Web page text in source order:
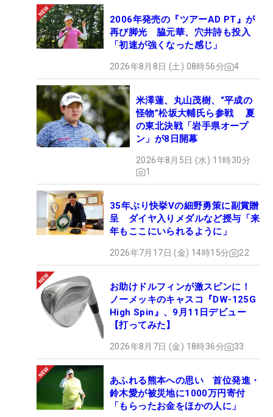
2006年発売の『ツアーAD PT』が
再び脚光 脇元華、穴井詩も投入
「初速が強くなった感じ」
2026年8月8日 (土) 08時56分 4
米澤蓮、丸山茂樹、“平成の
怪物”松坂大輔氏ら参戦 夏
の東北決戦「岩手県オープ
ン」が8日開幕
2026年8月5日 (水) 11時30分
1
35年ぶり快挙Vの細野勇策に副賞贈
呈 ダイヤ入りメダルなど授与「来
年もここにいられるように」
2026年7月17日 (金) 14時15分 22
お助けドルフィンが激スピンに！
ノーメッキのキャスコ『DW-125G
High Spin』、9月11日デビュー
【打ってみた】
2026年8月7日 (金) 18時36分 33
あふれる熊本への思い 首位発進・
鈴木愛が被災地に1000万円寄付
「もらったお金をほかの人に」